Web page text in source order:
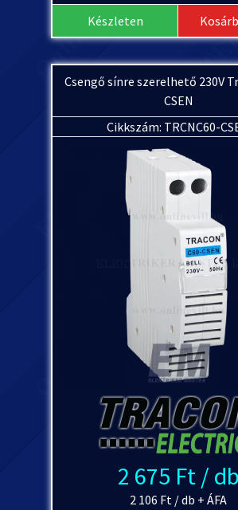
Készleten
Csengő sínre szerelhető 230V
CSEN
Cikkszám: TRCNC60-
2 675 Ft / db
2 106 Ft / db + ÁFA